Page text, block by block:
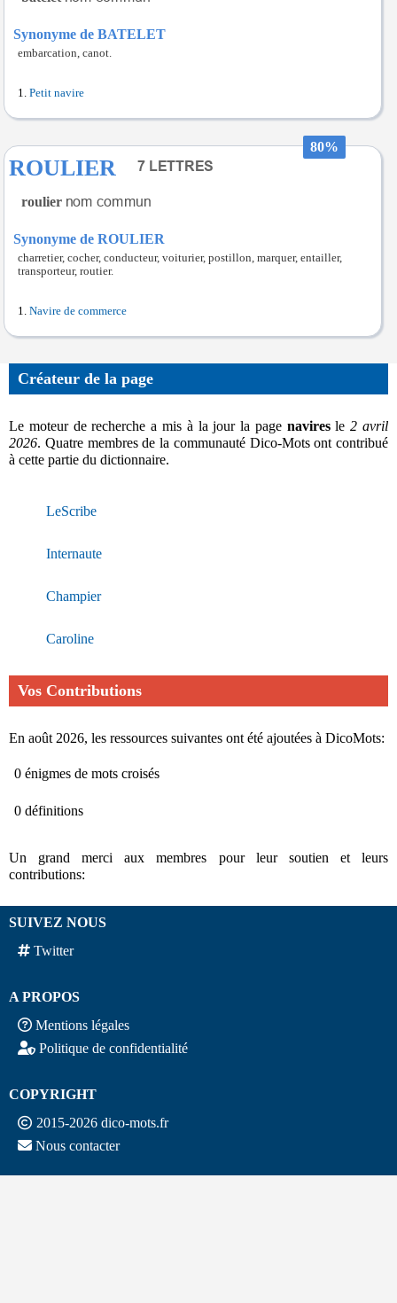
Synonyme de BATELET
embarcation, canot.
Petit navire
80%
ROULIER
roulier
Synonyme de ROULIER
charretier, cocher, conducteur, voiturier, postillon, marquer, entailler,
transporteur, routier.
Navire de commerce
Créateur de la page
Le moteur de recherche a mis à la jour la page naviresle2 avril
2026. Quatre membres de la communauté Dico-Mots ont contribué
à cette partie du dictionnaire.
LeScribe
Internaute
Champier
Caroline
Vos Contributions
En août 2026, les ressources suivantes ont été ajoutées à DicoMots:
0 énigmes de mots croisés
0 définitions
Un grand merci aux membres pour leur soutien et leurs
contributions:
SUIVEZ NOUS
Twitter
A PROPOS
Mentions légales
Politique de confidentialité
COPYRIGHT
2015-2026 dico-mots.fr
Nous contacter